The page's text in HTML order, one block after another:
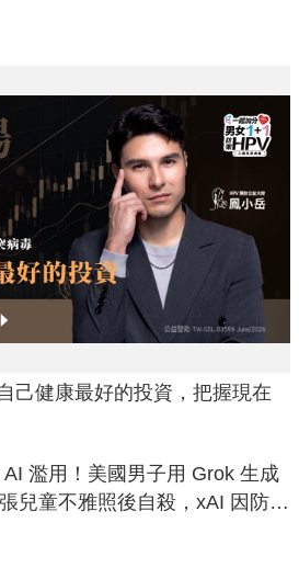
己健康最好的投資，把握現在
濫用！美國男子用 Grok 生成
兒童不雅照後自殺，xAI 因防護